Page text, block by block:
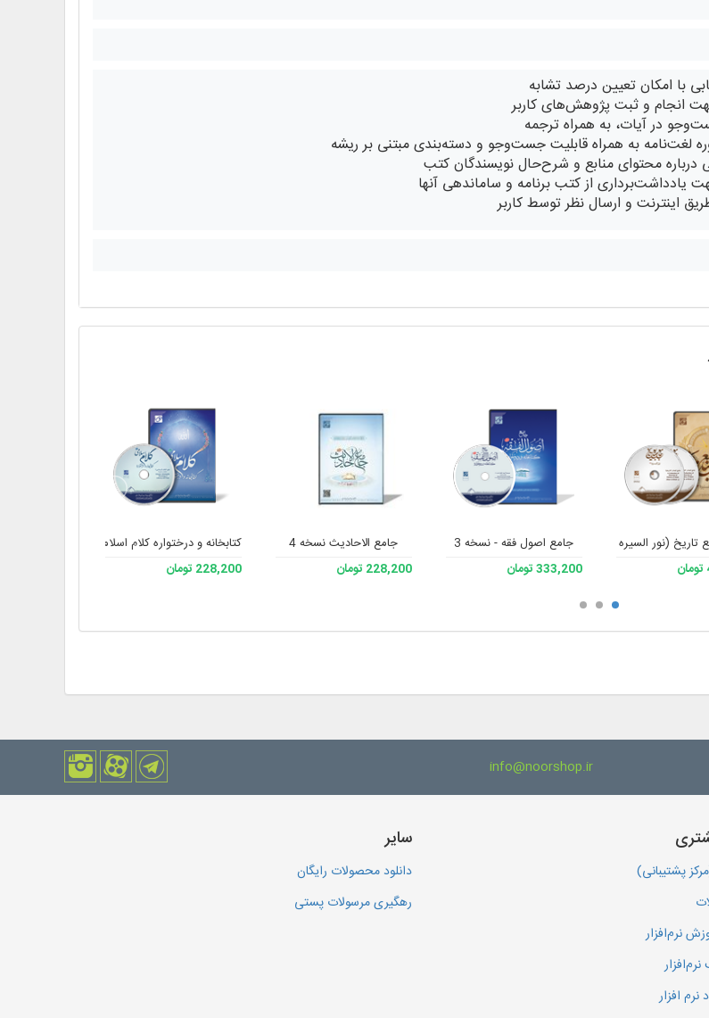
انجام و ثبت پژوهش‌های کاربر
در آیات، به همراه ترجمه
لغت‌نامه به همراه قابلیت جست‌وجو و دسته‌بندی مبتنی بر ریشه
محتوای منابع و شرح‌حال نویسندگان کتب
یادداشت‌برداری از کتب برنامه و ساماندهی آنها
اینترنت و ارسال نظر توسط کاربر
تاریخ (نور السیره 3)
جامع اصول فقه - نسخه 3
333,200 تومان
جامع الاحادیث نسخه 4
228,200 تومان
کتابخانه و درختواره کلام اسلامی 2
228,200 تومان
info@noorshop.ir
پشتیبانی)
نرم‌افزار
نرم افزار
سایر
دانلود محصولات رایگان
رهگیری مرسولات پستی